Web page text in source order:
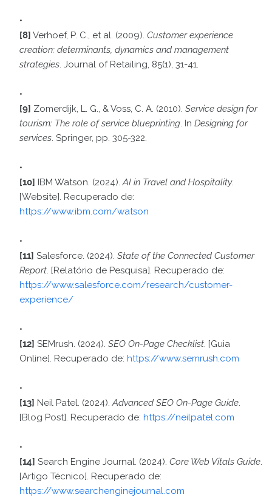
[8] Verhoef, P. C., et al. (2009). Customer experience
creation: determinants, dynamics and management
strategies. Journal of Retailing, 85(1), 31-41.
[9] Zomerdijk, L. G., & Voss, C. A. (2010). Service design for
tourism: The role of service blueprinting. In Designing for
services. Springer, pp. 305-322.
[10] IBM Watson. (2024).AI in Travel and Hospitality.
[Website]. Recuperado de:
https://www.ibm.com/watson
[11] Salesforce. (2024). State of the Connected Customer
Report. [Relatório de Pesquisa]. Recuperado de:
https://www.salesforce.com/research/customer-
experience/
[12] SEMrush. (2024). SEO On-Page Checklist. [Guia
Online]. Recuperado de: https://www.semrush.com
[13] Neil Patel. (2024).Advanced SEO On-Page Guide.
[Blog Post]. Recuperado de: https://neilpatel.com
[14] Search Engine Journal. (2024). Core Web Vitals Guide.
[Artigo Técnico]. Recuperado de:
https://www.searchenginejournal.com